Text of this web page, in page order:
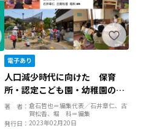
人口減少時代に向けた 保育
所・認定こども園・幼稚園の子
育て支援 地域とともに歩む２
２の実践事例
著 者： 倉石哲也＝編集代表／石井章仁、古
賀松香、堀 科＝編集
発行日： 2023年02月20日